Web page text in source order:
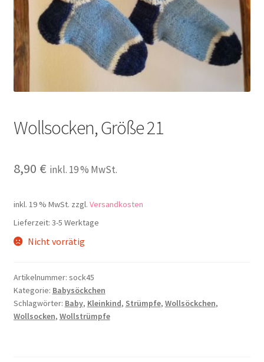
Kontakt
Wollsocken, Größe 21
8,90 € inkl. 19 % MwSt.
inkl. 19 % MwSt. zzgl. Versandkosten
Lieferzeit: 3-5 Werktage
Nicht vorrätig
Artikelnummer: sock45
Kategorie: Babysöckchen
Schlagwörter: Baby, Kleinkind, Strümpfe, Wollsöckchen,
Wollsocken, Wollstrümpfe